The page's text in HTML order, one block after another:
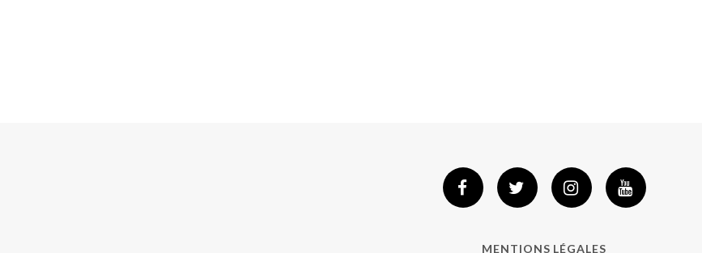
MENTIONS LÉGALES